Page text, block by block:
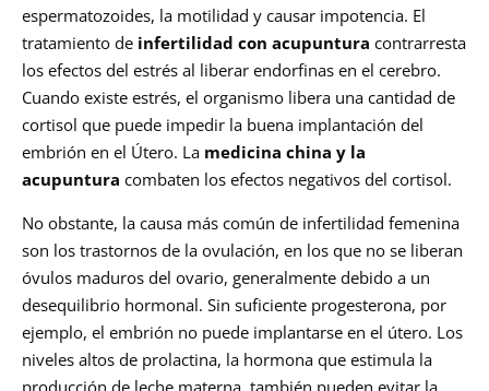
espermatozoides, la motilidad y causar impotencia. El
tratamiento de infertilidad con acupuntura contrarresta
los efectos del estrés al liberar endorfinas en el cerebro.
Cuando existe estrés, el organismo libera una cantidad de
cortisol que puede impedir la buena implantación del
embrión en el Útero. La medicina china y la
acupuntura combaten los efectos negativos del cortisol.
No obstante, la causa más común de infertilidad femenina
son los trastornos de la ovulación, en los que no se liberan
óvulos maduros del ovario, generalmente debido a un
desequilibrio hormonal. Sin suficiente progesterona, por
ejemplo, el embrión no puede implantarse en el útero. Los
niveles altos de prolactina, la hormona que estimula la
producción de leche materna, también pueden evitar la